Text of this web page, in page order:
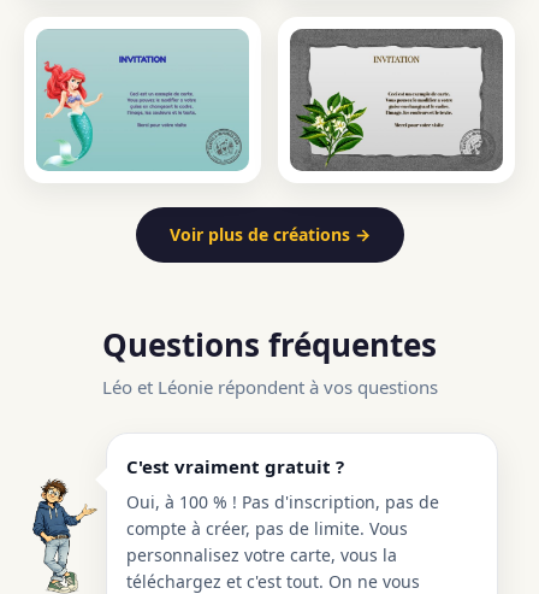
Voir plus de créations →
Questions fréquentes
Léo et Léonie répondent à vos questions
C'est vraiment gratuit ?
Oui, à 100 % ! Pas d'inscription, pas de
compte à créer, pas de limite. Vous
personnalisez votre carte, vous la
téléchargez et c'est tout. On ne vous